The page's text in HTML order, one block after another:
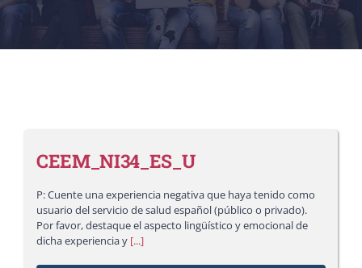
CEEM_NI34_ES_U
P: Cuente una experiencia negativa que haya tenido como
usuario del servicio de salud español (público o privado).
Por favor, destaque el aspecto lingüístico y emocional de
dicha experiencia y [...]